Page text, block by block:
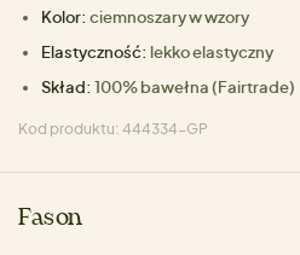
Kolor: ciemnoszary w wzory
Elastyczność: lekko elastyczny
Skład: 100% bawełna (Fairtrade)
Kod produktu: 444334-GP
Fason